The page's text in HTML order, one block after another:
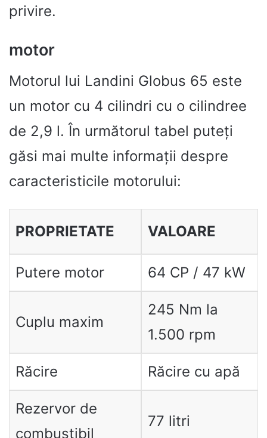
privire.
motor
Motorul lui Landini Globus 65 este
un motor cu 4 cilindri cu o cilindree
de 2,9 l. În următorul tabel puteți
găsi mai multe informații despre
caracteristicile motorului:
PROPRIETATE VALOARE
Putere motor 64 CP / 47 kW
Cuplu maxim
245 Nm la
1.500 rpm
Răcire Răcire cu apă
Rezervor de
combustibil
77 litri